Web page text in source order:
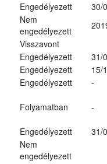
Engedélyezett
30/
Nem
engedélyezett
Visszavont
Engedélyezett
31/
Engedélyezett
15/
Engedélyezett
-
Folyamatban -
Engedélyezett
31/
Nem
engedélyezett